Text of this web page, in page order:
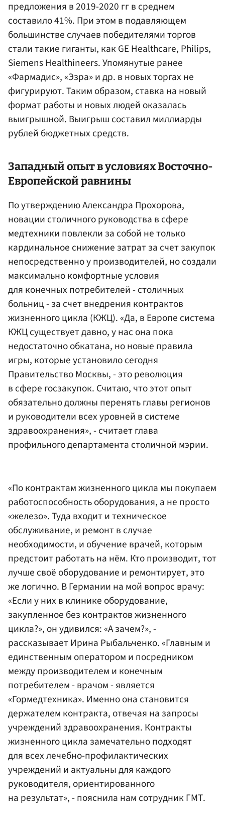
предложения в 2019-2020 гг в среднем
составило 41%. При этом в подавляющем
большинстве случаев победителями торгов
стали такие гиганты, как GE Healthcare, Philips,
Siemens Healthineers. Упомянутые ранее
«Фармадис», «Эзра» и др. в новых торгах не
фигурируют. Таким образом, ставка на новый
формат работы и новых людей оказалась
выигрышной. Выигрыш составил миллиарды
рублей бюджетных средств.
Западный опыт в условиях Восточно-
Европейской равнины
По утверждению Александра Прохорова,
новации столичного руководства в сфере
медтехники повлекли за собой не только
кардинальное снижение затрат за счет закупок
непосредственно у производителей, но создали
максимально комфортные условия
для конечных потребителей - столичных
больниц - за счет внедрения контрактов
жизненного цикла (КЖЦ). «Да, в Европе система
КЖЦ существует давно, у нас она пока
недостаточно обкатана, но новые правила
игры, которые установило сегодня
Правительство Москвы, - это революция
в сфере госзакупок. Считаю, что этот опыт
обязательно должны перенять главы регионов
и руководители всех уровней в системе
здравоохранения», - считает глава
профильного департамента столичной мэрии.
«По контрактам жизненного цикла мы покупаем
работоспособность оборудования, а не просто
«железо». Туда входит и техническое
обслуживание, и ремонт в случае
необходимости, и обучение врачей, которым
предстоит работать на нём. Кто производит, тот
лучше своё оборудование и ремонтирует, это
же логично. В Германии на мой вопрос врачу:
«Если у них в клинике оборудование,
закупленное без контрактов жизненного
цикла?», он удивился: «А зачем?», -
рассказывает Ирина Рыбальченко. «Главным и
единственным оператором и посредником
между производителем и конечным
потребителем - врачом - является
«Гормедтехника». Именно она становится
держателем контракта, отвечая на запросы
учреждений здравоохранения. Контракты
жизненного цикла замечательно подходят
для всех лечебно-профилактических
учреждений и актуальны для каждого
руководителя, ориентированного
на результат», - пояснила нам сотрудник ГМТ.